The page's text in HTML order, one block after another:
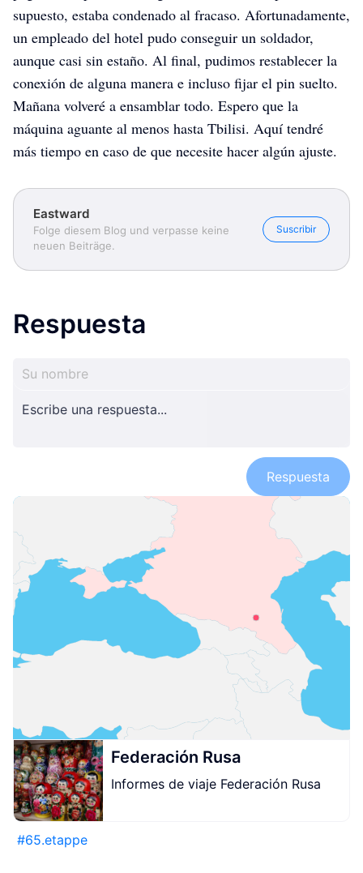
supuesto, estaba condenado al fracaso. Afortunadamente,
un empleado del hotel pudo conseguir un soldador,
aunque casi sin estaño. Al final, pudimos restablecer la
conexión de alguna manera e incluso fijar el pin suelto.
Mañana volveré a ensamblar todo. Espero que la
máquina aguante al menos hasta Tbilisi. Aquí tendré
más tiempo en caso de que necesite hacer algún ajuste.
Eastward
Folge diesem Blog und verpasse keine
neuen Beiträge.
Suscribir
Respuesta
Respuesta
Federación Rusa
Informes de viaje Federación Rusa
#65.etappe